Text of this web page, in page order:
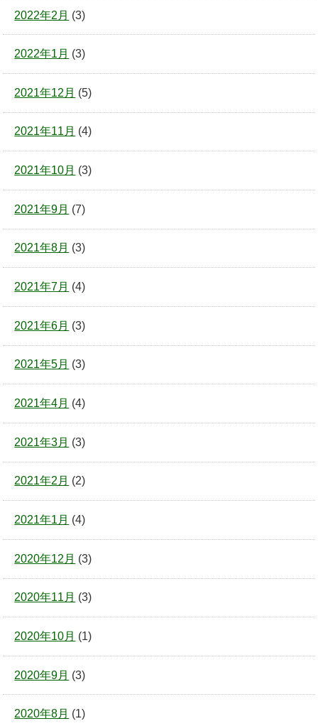
2022年2月 (3)
2022年1月 (3)
2021年12月 (5)
2021年11月 (4)
2021年10月 (3)
2021年9月 (7)
2021年8月 (3)
2021年7月 (4)
2021年6月 (3)
2021年5月 (3)
2021年4月 (4)
2021年3月 (3)
2021年2月 (2)
2021年1月 (4)
2020年12月 (3)
2020年11月 (3)
2020年10月 (1)
2020年9月 (3)
2020年8月 (1)